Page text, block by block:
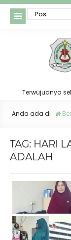
Terwujudnya
Anda ada di :
TAG: HARI
ADALAH